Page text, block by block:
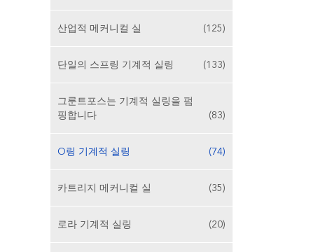
산업적 메커니컬 실 (125)
단일의 스프링 기계적 실링 (133)
그룬트포스는 기계적 실링을 펌
핑합니다
(83)
O링 기계적 실링 (74)
카트리지 메커니컬 실 (35)
로라 기계적 실링 (20)